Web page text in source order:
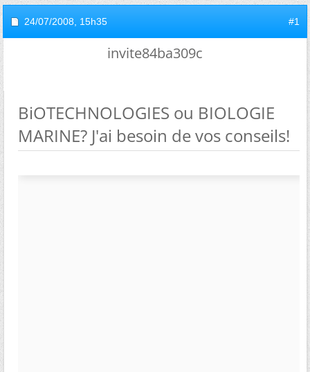
24/07/2008, 15h35 #1
invite84ba309c
BiOTECHNOLOGIES ou BIOLOGIE
MARINE? J'ai besoin de vos conseils!